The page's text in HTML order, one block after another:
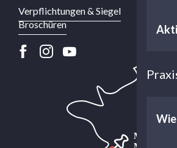
Verpflichtungen & Siegel
Broschüren